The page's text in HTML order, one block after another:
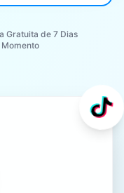
Gratuita de 7 Dias